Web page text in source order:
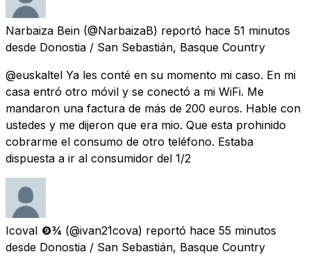
Narbaiza Bein (@NarbaizaB) reportó hace 51 minutos
desde Donostia / San Sebastián, Basque Country
@euskaltel Ya les conté en su momento mi caso. En mi
casa entró otro móvil y se conectó a mi WiFi. Me
mandaron una factura de más de 200 euros. Hable con
ustedes y me dijeron que era mio. Que esta prohinido
cobrarme el consumo de otro teléfono. Estaba
dispuesta a ir al consumidor del 1/2
IcovaI ❾¾ (@ivan21cova) reportó hace 55 minutos
desde Donostia / San Sebastián, Basque Country